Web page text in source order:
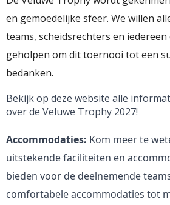
en gemoedelijke sfeer. We willen
teams, scheidsrechters en
geholpen om dit toernooi tot een
bedanken.
Bekijk op deze website alle
over de Veluwe Trophy 2027!
Accommodaties: Kom meer te
uitstekende faciliteiten en
bieden voor de deelnemende
comfortabele accommodaties tot